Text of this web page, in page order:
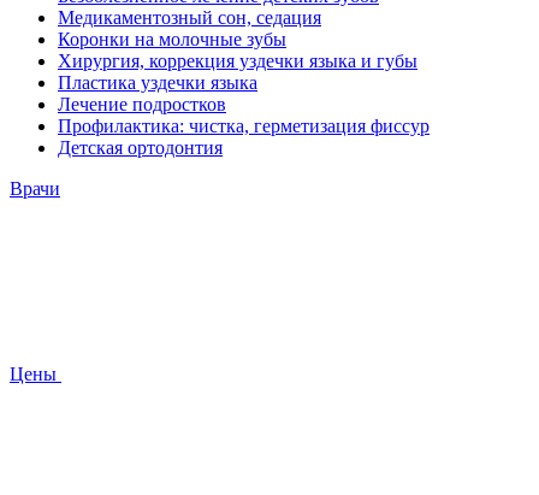
Медикаментозный сон, седация
Коронки на молочные зубы
Хирургия, коррекция уздечки языка и губы
Пластика уздечки языка
Лечение подростков
Профилактика: чистка, герметизация фиссур
Детская ортодонтия
Врачи
Цены